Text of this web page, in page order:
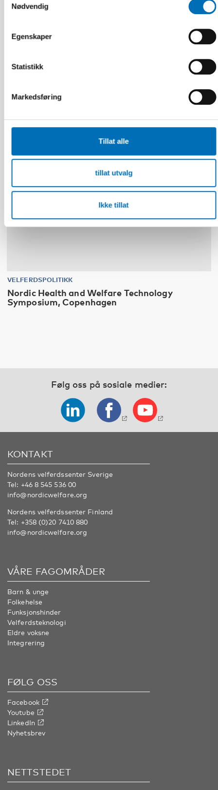
Nødvendig
Egenskaper
Statistikk
Markedsføring
Tillat alle
tillat utvalg
Ikke tillat
Scoping review: Digital solutions in individual
VELFERDSPOLITIKK
Nordic Health and Welfare Technology
Symposium, Copenhagen
Følg oss på sosiale medier:
KONTAKT
Nordens velferdssenter Sverige
Tel: +46 8 545 536 00
info@nordicwelfare.org
Nordens velferdssenter Finland
Tel: +358 (0)20 7410 880
info@nordicwelfare.org
VÅRE FAGOMRÅDER
Barn & unge
Folkehelse
Funksjonshinder
Velferdsteknologi
Eldre voksne
Integrering
FØLG OSS
Facebook
Youtube
LinkedIn
Nyhetsbrev
NETTSTEDET